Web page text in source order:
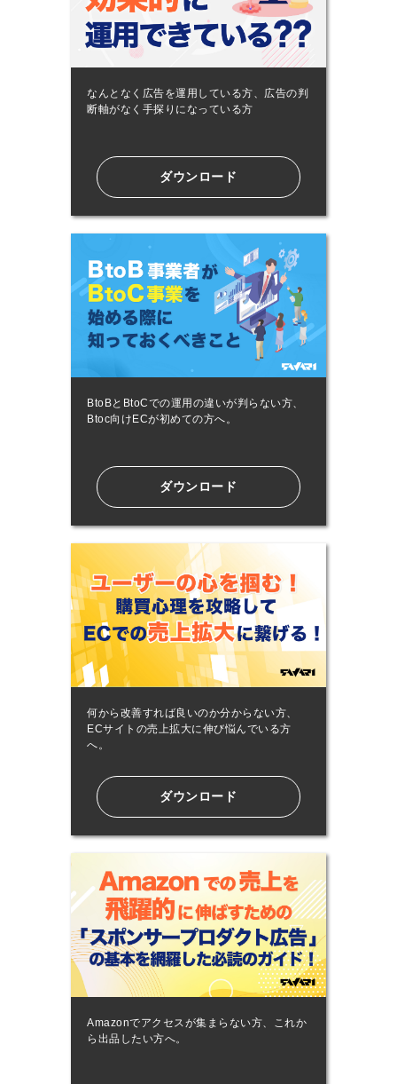
なんとなく広告を運用している方、広告の判
断軸がなく手探りになっている方
ダウンロード
BtoBとBtoCでの運用の違いが判らない方、
Btoc向けECが初めての方へ。
ダウンロード
何から改善すれば良いのか分からない方、
ECサイトの売上拡大に伸び悩んでいる方
へ。
ダウンロード
Amazonでアクセスが集まらない方、これか
ら出品したい方へ。